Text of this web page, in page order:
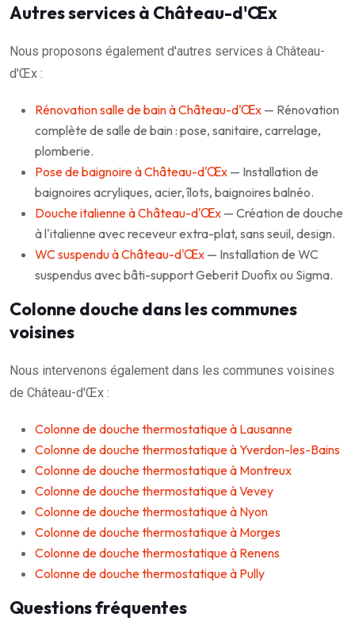
Autres services à Château-d'Œx
Nous proposons également d'autres services à Château-
d'Œx :
Rénovation salle de bain à Château-d'Œx — Rénovation
complète de salle de bain : pose, sanitaire, carrelage,
plomberie.
Pose de baignoire à Château-d'Œx — Installation de
baignoires acryliques, acier, îlots, baignoires balnéo.
Douche italienne à Château-d'Œx — Création de douche
à l'italienne avec receveur extra-plat, sans seuil, design.
WC suspendu à Château-d'Œx — Installation de WC
suspendus avec bâti-support Geberit Duofix ou Sigma.
Colonne douche dans les communes
voisines
Nous intervenons également dans les communes voisines
de Château-d'Œx :
Colonne de douche thermostatique à Lausanne
Colonne de douche thermostatique à Yverdon-les-Bains
Colonne de douche thermostatique à Montreux
Colonne de douche thermostatique à Vevey
Colonne de douche thermostatique à Nyon
Colonne de douche thermostatique à Morges
Colonne de douche thermostatique à Renens
Colonne de douche thermostatique à Pully
Questions fréquentes